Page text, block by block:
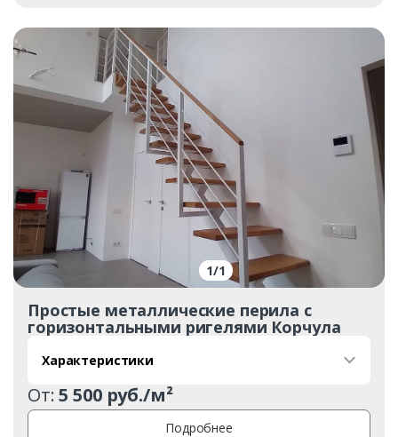
1/1
Простые металлические перила с
горизонтальными ригелями Корчула
Характеристики
От:5 500 руб./м²
Подробнее